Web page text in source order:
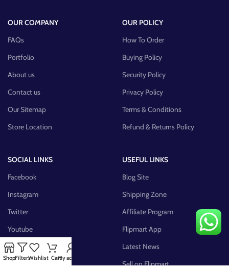
OUR COMPANY
FAQs
Portfolio
About us
Contact us
Our Sitemap
Store Location
OUR POLICY
How To Order
Buying Policy
Security Policy
Privacy Policy
Terms & Conditions
Refund & Returns Policy
SOCIAL LINKS
Facebook
Instagram
Twitter
Youtube
Pinterest
FB Group
USEFUL LINKS
Blog Site
Shipping Zone
Affiliate Program
Flipmart App
Latest News
Sell on Flipmart
ShopFiltersWishlist CartMy account